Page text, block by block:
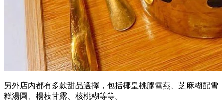
另外店內都有多款甜品選擇，包括椰皇桃膠雪燕、芝麻糊配雪
糕湯圓、楊枝甘露、核桃糊等等。